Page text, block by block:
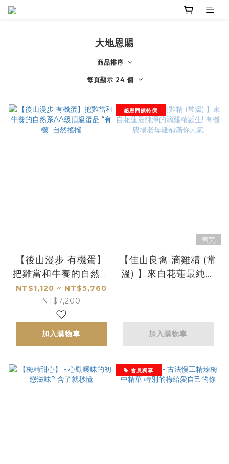
大地恩賜
商品排序
每頁顯示 24 個
【後山漫步 有機蛋】
把雞當和牛養的自然系
AA級頂級蛋品 “有機"
自然搖擺
NT$1,120 ~ NT$5,760
NT$7,200
加入購物車
感恩回饋特價
售完
【佳山良禽 滴雞精 (常
溫) 】來自花蓮最純淨
加入購物車
會員獨享